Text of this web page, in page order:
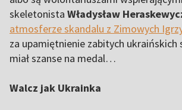
skeletonista Władysław
atmosferze skandalu z Zimowych
za upamiętnienie zabitych ukraińskich
miał szanse na medal…
Walcz jak Ukrainka